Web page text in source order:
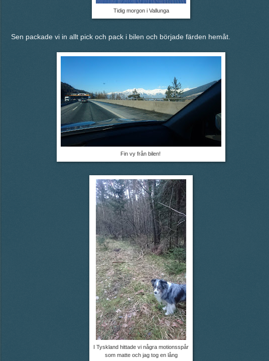
Tidig morgon i Vallunga
Sen packade vi in allt pick och pack i bilen och började färden hemåt.
Fin vy från bilen!
I Tyskland hittade vi några motionsspår
som matte och jag tog en lång